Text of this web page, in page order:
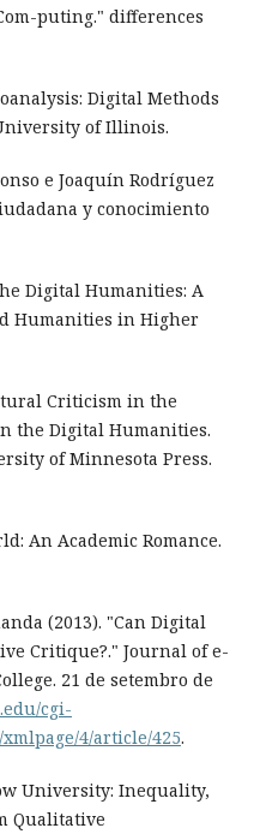
puting." differences
Digital Methods
of Illinois.
e Joaquín Rodríguez
y conocimiento
Digital Humanities: A
Humanities in Higher
Criticism in the
the Digital Humanities.
of Minnesota Press.
An Academic Romance.
(2013). "Can Digital
Critique?." Journal of e-
21 de setembro de
cgi-
4/article/425.
University: Inequality,
Qualitative